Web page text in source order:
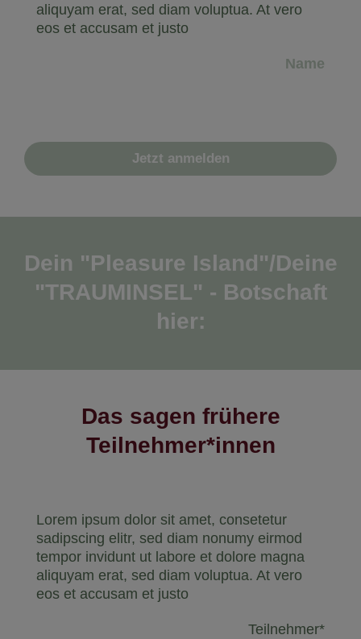
aliquyam erat, sed diam voluptua. At vero
eos et accusam et justo
Name
Jetzt anmelden
Dein "Pleasure Island"/Deine
"TRAUMINSEL" - Botschaft
hier:
Das sagen frühere
Teilnehmer*innen
Lorem ipsum dolor sit amet, consetetur
sadipscing elitr, sed diam nonumy eirmod
tempor invidunt ut labore et dolore magna
aliquyam erat, sed diam voluptua. At vero
eos et accusam et justo
Teilnehmer*